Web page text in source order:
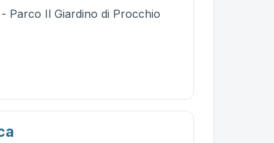
Parco Il Giardino di Procchio